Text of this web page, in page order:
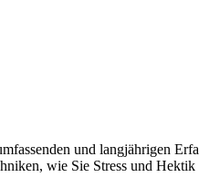
und langjährigen
wie Sie Stress und